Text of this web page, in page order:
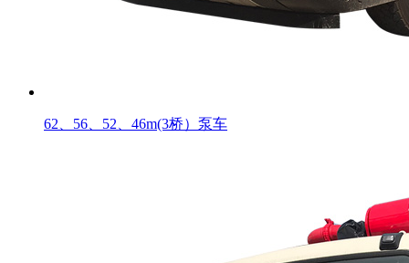
62、56、52、46m(3桥）泵车